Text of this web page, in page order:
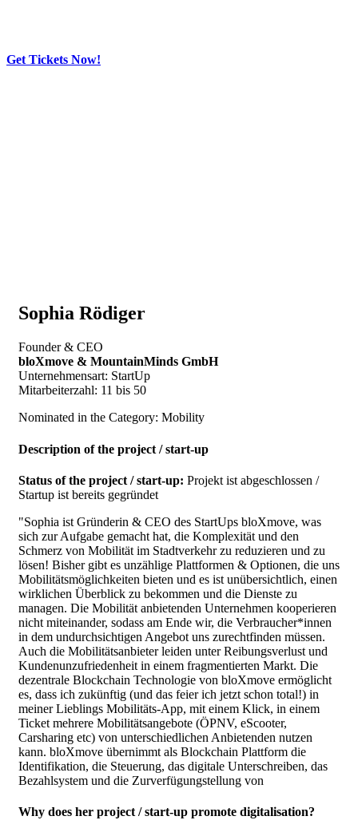
Get Tickets Now!
Sophia Rödiger
Founder & CEO
bloXmove & MountainMinds GmbH
Unternehmensart: StartUp
Mitarbeiterzahl: 11 bis 50
Nominated in the Category: Mobility
Description of the project / start-up
Status of the project / start-up: Projekt ist abgeschlossen /
Startup ist bereits gegründet
"Sophia ist Gründerin & CEO des StartUps bloXmove, was
sich zur Aufgabe gemacht hat, die Komplexität und den
Schmerz von Mobilität im Stadtverkehr zu reduzieren und zu
lösen! Bisher gibt es unzählige Plattformen & Optionen, die uns
Mobilitätsmöglichkeiten bieten und es ist unübersichtlich, einen
wirklichen Überblick zu bekommen und die Dienste zu
managen. Die Mobilität anbietenden Unternehmen kooperieren
nicht miteinander, sodass am Ende wir, die Verbraucher*innen
in dem undurchsichtigen Angebot uns zurechtfinden müssen.
Auch die Mobilitätsanbieter leiden unter Reibungsverlust und
Kundenunzufriedenheit in einem fragmentierten Markt. Die
dezentrale Blockchain Technologie von bloXmove ermöglicht
es, dass ich zukünftig (und das feier ich jetzt schon total!) in
meiner Lieblings Mobilitäts-App, mit einem Klick, in einem
Ticket mehrere Mobilitätsangebote (ÖPNV, eScooter,
Carsharing etc) von unterschiedlichen Anbietenden nutzen
kann. bloXmove übernimmt als Blockchain Plattform die
Identifikation, die Steuerung, das digitale Unterschreiben, das
Bezahlsystem und die Zurverfügungstellung von
Why does her project / start-up promote digitalisation?